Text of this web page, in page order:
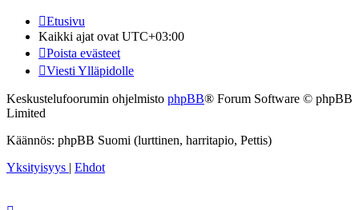
Etusivu
Kaikki ajat ovat UTC+03:00
Poista evästeet
Viesti Ylläpidolle
Keskustelufoorumin ohjelmisto phpBB® Forum Software © phpBB
Limited
Käännös: phpBB Suomi (lurttinen, harritapio, Pettis)
Yksityisyys | Ehdot